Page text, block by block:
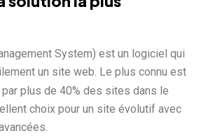
System) est un logiciel qui
un site web. Le plus connu est
plus de 40% des sites dans le
choix pour un site évolutif avec